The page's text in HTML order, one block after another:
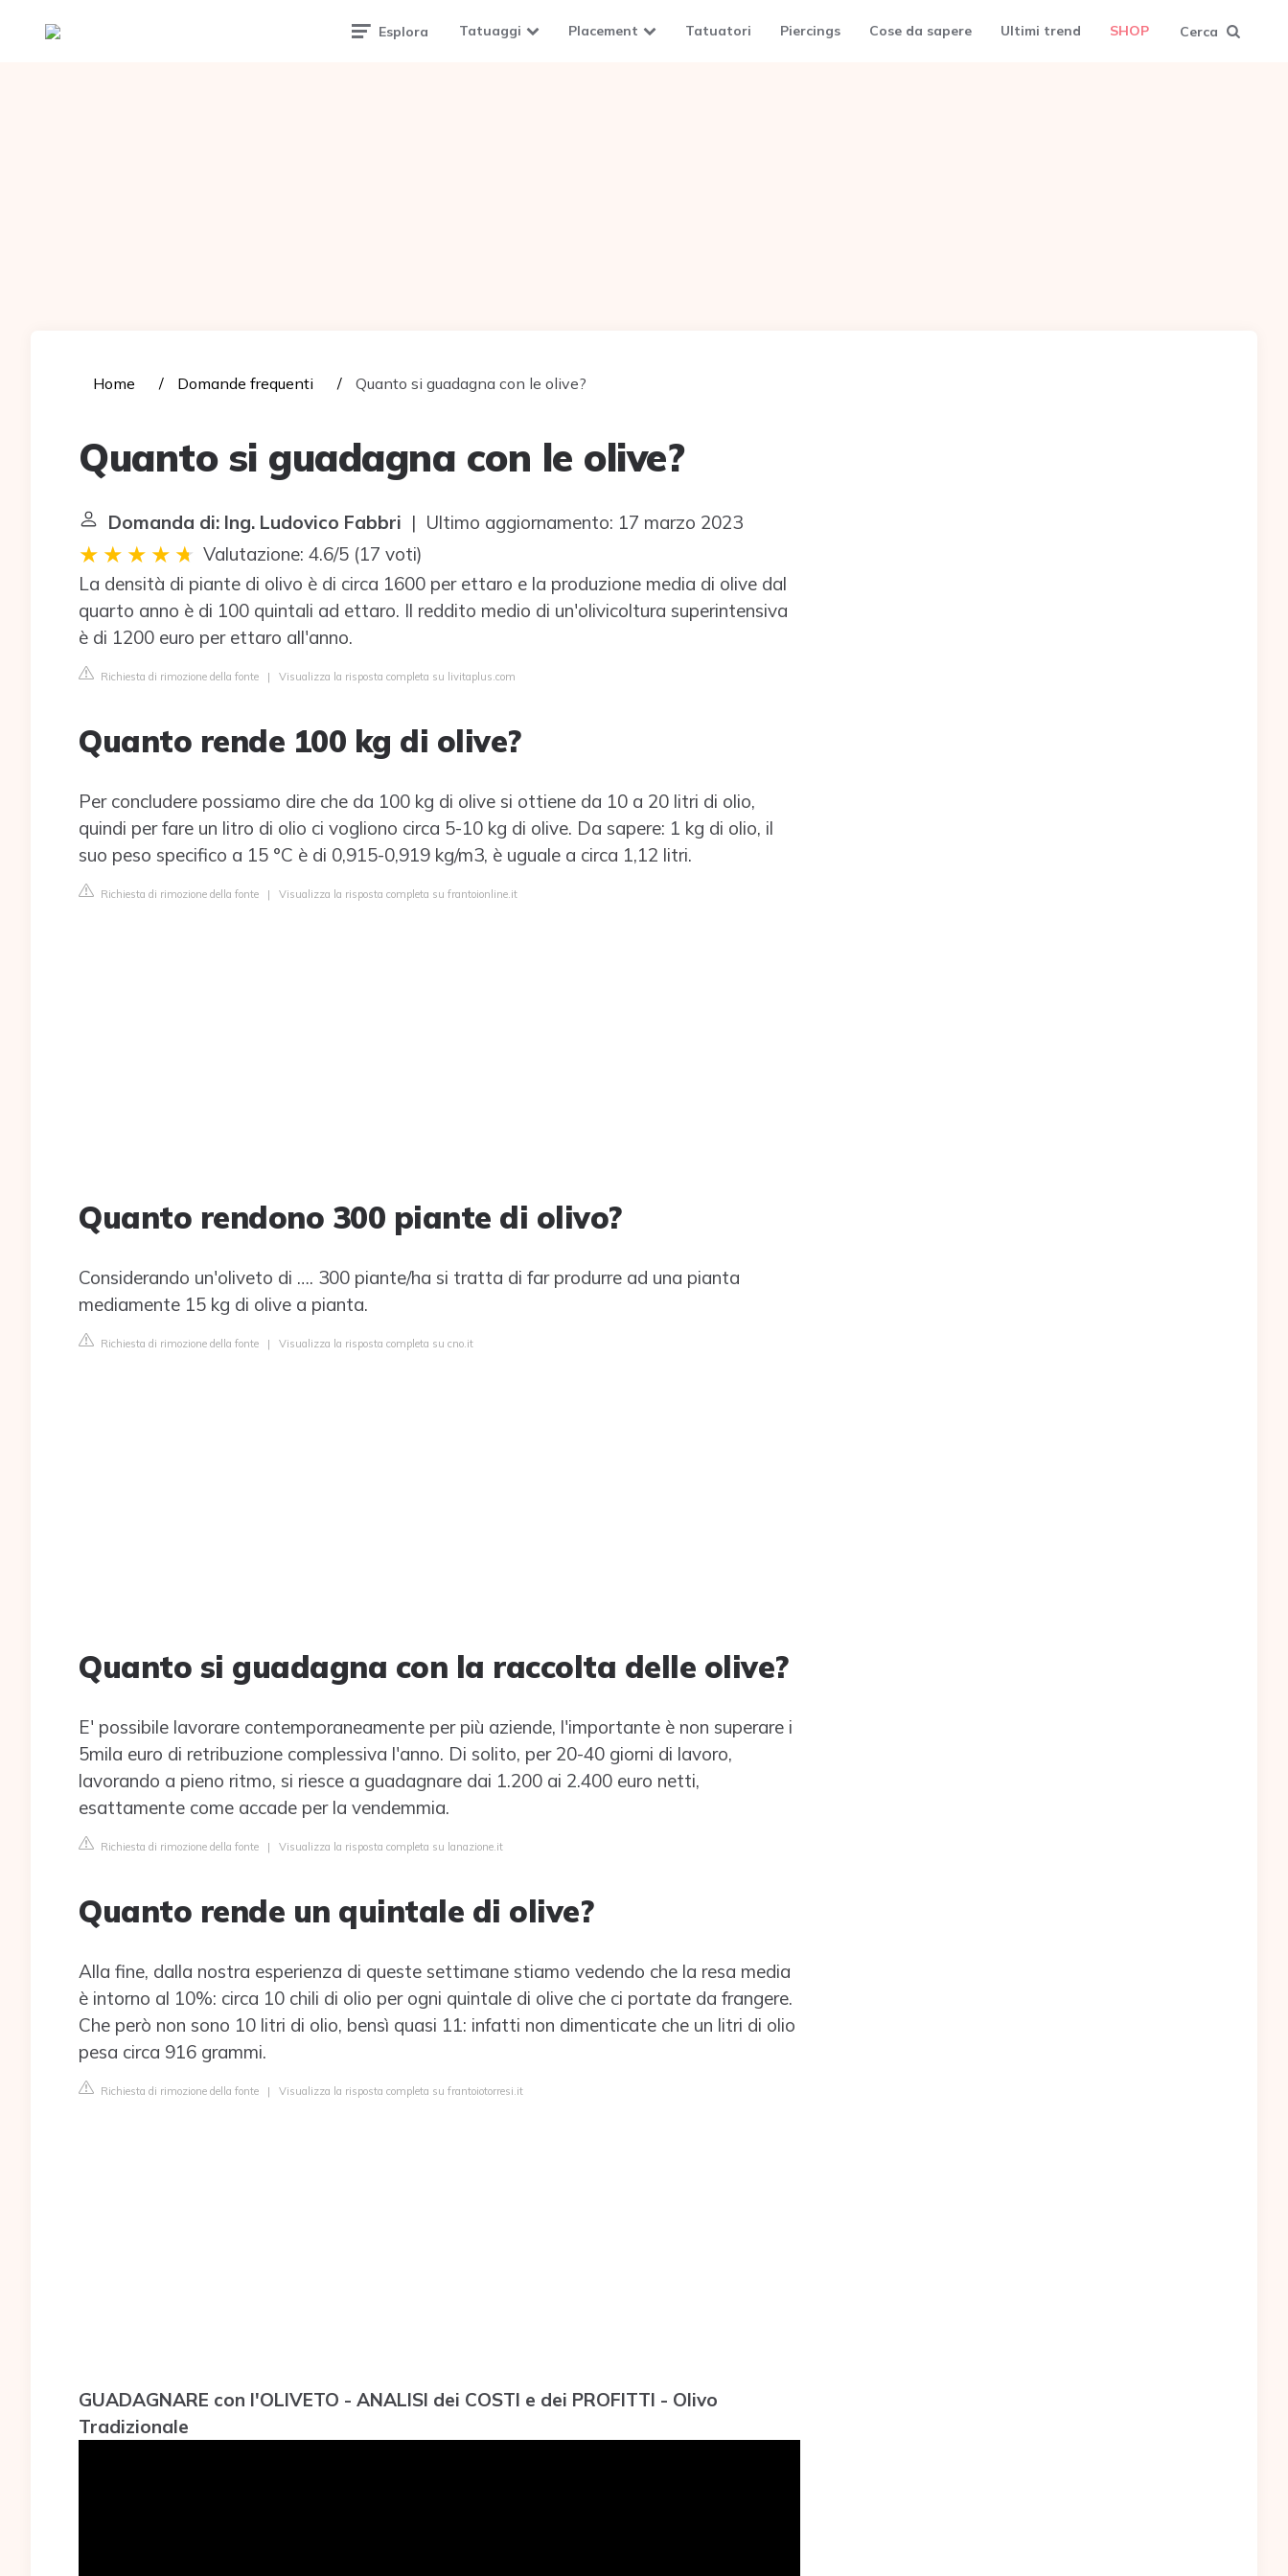
Tattoomuse.it Esplora Tatuaggi Placement Tatuatori Piercings Cose da sapere Ultimi trend SHOP Cerca
Home Domande frequenti Quanto si guadagna con le olive?
Quanto si guadagna con le olive?
Domanda di: Ing. Ludovico Fabbri | Ultimo aggiornamento: 17 marzo 2023
Valutazione: 4.6/5 (17 voti)
La densità di piante di olivo è di circa 1600 per ettaro e la produzione media di olive dal
quarto anno è di 100 quintali ad ettaro. Il reddito medio di un'olivicoltura superintensiva
è di 1200 euro per ettaro all'anno.
Richiesta di rimozione della fonte | Visualizza la risposta completa su livitaplus.com
Quanto rende 100 kg di olive?
Per concludere possiamo dire che da 100 kg di olive si ottiene da 10 a 20 litri di olio,
quindi per fare un litro di olio ci vogliono circa 5-10 kg di olive. Da sapere: 1 kg di olio, il
suo peso specifico a 15 °C è di 0,915-0,919 kg/m3, è uguale a circa 1,12 litri.
Richiesta di rimozione della fonte | Visualizza la risposta completa su frantoionline.it
Quanto rendono 300 piante di olivo?
Considerando un'oliveto di …. 300 piante/ha si tratta di far produrre ad una pianta
mediamente 15 kg di olive a pianta.
Richiesta di rimozione della fonte | Visualizza la risposta completa su cno.it
Quanto si guadagna con la raccolta delle olive?
E' possibile lavorare contemporaneamente per più aziende, l'importante è non superare i
5mila euro di retribuzione complessiva l'anno. Di solito, per 20-40 giorni di lavoro,
lavorando a pieno ritmo, si riesce a guadagnare dai 1.200 ai 2.400 euro netti,
esattamente come accade per la vendemmia.
Richiesta di rimozione della fonte | Visualizza la risposta completa su lanazione.it
Quanto rende un quintale di olive?
Alla fine, dalla nostra esperienza di queste settimane stiamo vedendo che la resa media
è intorno al 10%: circa 10 chili di olio per ogni quintale di olive che ci portate da frangere.
Che però non sono 10 litri di olio, bensì quasi 11: infatti non dimenticate che un litri di olio
pesa circa 916 grammi.
Richiesta di rimozione della fonte | Visualizza la risposta completa su frantoiotorresi.it
GUADAGNARE con l'OLIVETO - ANALISI dei COSTI e dei PROFITTI - Olivo
Tradizionale